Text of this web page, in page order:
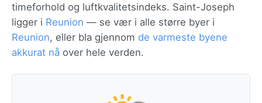
timeforhold og luftkvalitetsindeks. Saint-Joseph
ligger i Reunion — se vær i alle større byer i
Reunion, eller bla gjennom de varmeste byene
akkurat nå over hele verden.